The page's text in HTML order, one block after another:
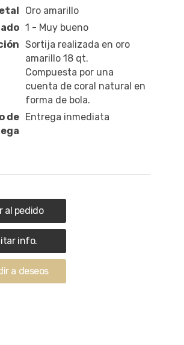
Oro amarillo
1 - Muy bueno
Sortija realizada en oro
amarillo 18 qt.
Compuesta por una
cuenta de coral natural en
forma de bola.
de Entrega inmediata
al pedido
info.
a deseos